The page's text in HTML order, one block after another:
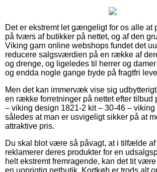
Det er ekstremt let gængeligt for os alle at
på tværs af butikker på nettet, og af den
Viking garn online webshops fundet det
reducere salgsværdien på en række af
og drenge, og ligeledes til herrer og
og endda nogle gange byde på fragtfri
Men det kan immervæk vise sig
en række forretninger på nettet efter tilbud
– viking design 1821-2 kit – 30-46 – viking
således at man er usvigeligt sikker på at
attraktive pris.
Du skal blot være så påvagt, at i tilfælde
reklamerer deres produkter for en
helt ekstremt fremragende, kan det tit
en uoprigtig netbutik. Kortkøb er trods alt